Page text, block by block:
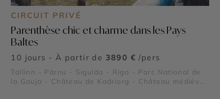
CIRCUIT PRIVÉ
Parenthèse chic et charme dans les Pays
Baltes
10 jours - À partir de 3890 € /pers
Tallinn - Pärnu - Sigulda - Riga - Parc National de
la Gauja - Château de Kadriorg - Château médiéval